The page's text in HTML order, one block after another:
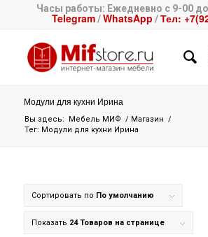
Часы работы: Ежедневно с 9-00
Telegram/WhatsApp /Тел:
Модули для кухни Ирина
Вы здесь: Мебель МИФ / Магазин /
Тег: Модули для кухни Ирина
Сортировать по По умолчанию
Показать 24 Товаров на странице